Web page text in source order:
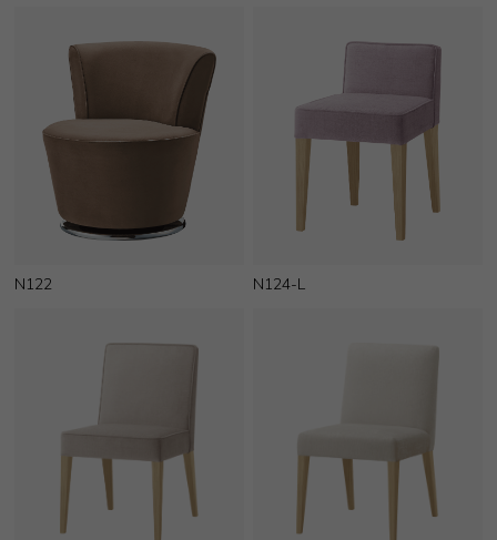
N122 N124-L